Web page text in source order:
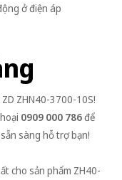
ở điện áp
ZHN40-3700-10S!
0909 000 786để
sàng hỗ trợ bạn!
cho sản phẩm ZH40-